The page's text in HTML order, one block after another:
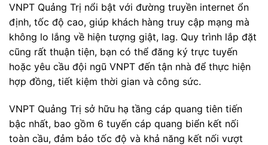
VNPT Quảng Trị nổi bật với đường truyền internet ổn
định, tốc độ cao, giúp khách hàng truy cập mạng mà
không lo lắng về hiện tượng giật, lag. Quy trình lắp đặt
cũng rất thuận tiện, bạn có thể đăng ký trực tuyến
hoặc yêu cầu đội ngũ VNPT đến tận nhà để thực hiện
hợp đồng, tiết kiệm thời gian và công sức.
VNPT Quảng Trị sở hữu hạ tầng cáp quang tiên tiến
bậc nhất, bao gồm 6 tuyến cáp quang biển kết nối
toàn cầu, đảm bảo tốc độ và khả năng kết nối vượt